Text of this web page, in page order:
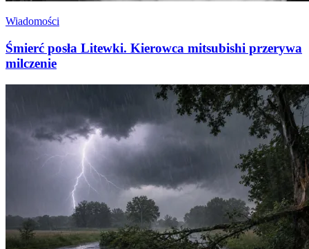
Wiadomości
Śmierć posła Litewki. Kierowca mitsubishi przerywa
milczenie